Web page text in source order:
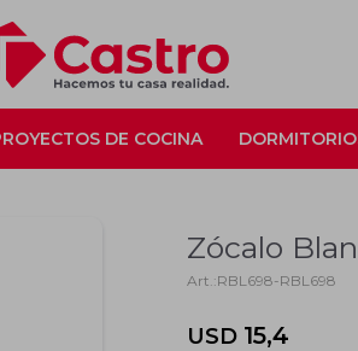
DE COCINA
Zócalo
RBL698-RBL698
USD 15,4